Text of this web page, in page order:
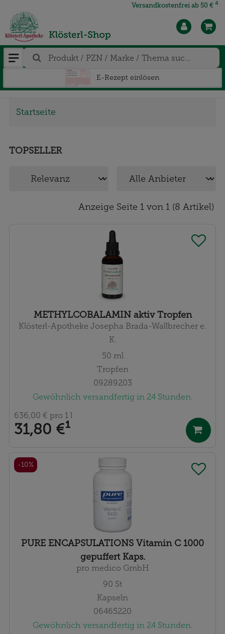
Versandkostenfrei ab 50 € 4
E-Rezept einlösen
Startseite
TOPSELLER
Anzeige Seite 1 von 1 (8 Artikel)
METHYLCOBALAMIN aktiv Tropfen
Klösterl-Apotheke Josepha Brada-Wallbrecher e.
K.
50 ml
Tropfen
09289203
Gewöhnlich versandfertig in 24 Stunden.
31,80 €¹
636,00 € pro 1 l
PURE ENCAPSULATIONS Vitamin C 1000
gepuffert Kaps.
pro medico GmbH
90 St
Kapseln
06465220
Gewöhnlich versandfertig in 24 Stunden.
-10%